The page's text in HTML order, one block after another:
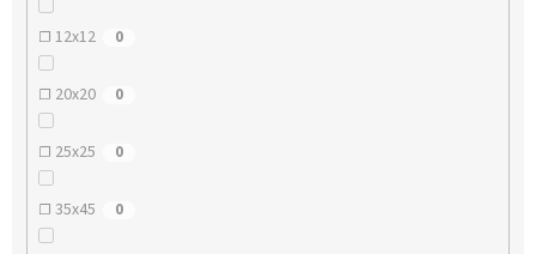
☐ 12x12 0
☐ 20x20 0
☐ 25x25 0
☐ 35x45 0